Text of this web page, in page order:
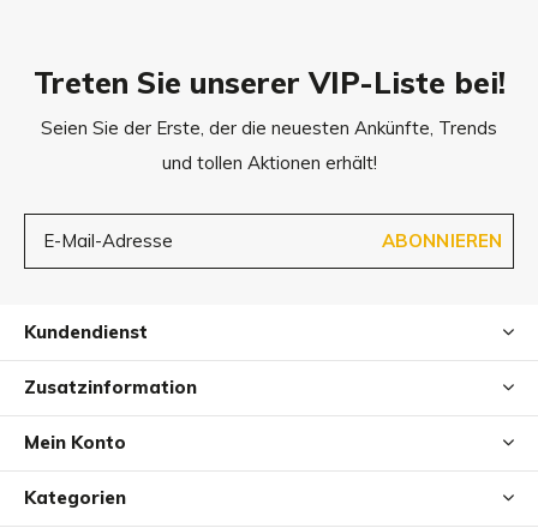
6-13kg
13-22kg 2 â€“ 3 Dippers
Treten Sie unserer VIP-Liste bei!
Seien Sie der Erste, der die neuesten Ankünfte, Trends
und tollen Aktionen erhält!
ABONNIEREN
Kundendienst
Zusatzinformation
Mein Konto
Kategorien